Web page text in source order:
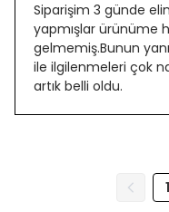
Siparişim 3 günde
yapmışlar ürünüme
gelmemiş.Bunun
ile ilgilenmeleri çok
artık belli oldu.
1